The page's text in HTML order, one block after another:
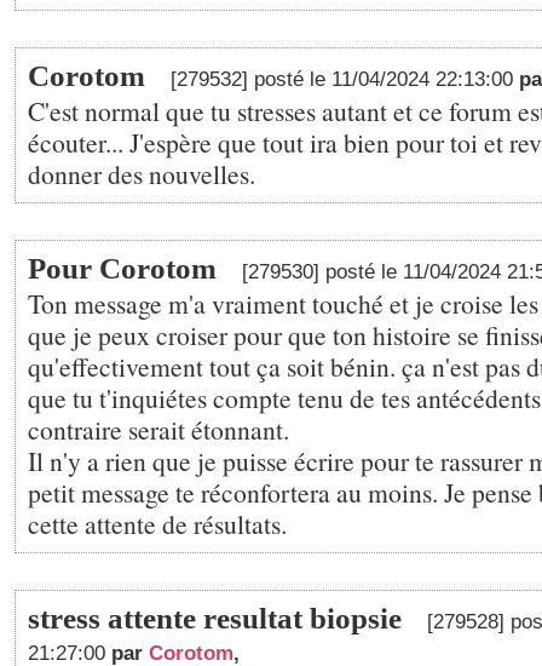
Corotom [279532] posté le 11/04/2024 22:13:00
C'est normal que tu stresses autant et ce forum
écouter... J'espère que tout ira bien pour toi et
donner des nouvelles.
Pour Corotom [279530] posté le 11/04/2024
Ton message m'a vraiment touché et je croise
que je peux croiser pour que ton histoire se
qu'effectivement tout ça soit bénin. ça n'est pas
que tu t'inquiétes compte tenu de tes
contraire serait étonnant.
Il n'y a rien que je puisse écrire pour te rassurer
petit message te réconfortera au moins. Je
cette attente de résultats.
stress attente resultat biopsie
[279528]
21:27:00 par Corotom,